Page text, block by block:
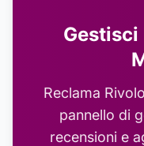
Reclama
pannello di
recensioni e